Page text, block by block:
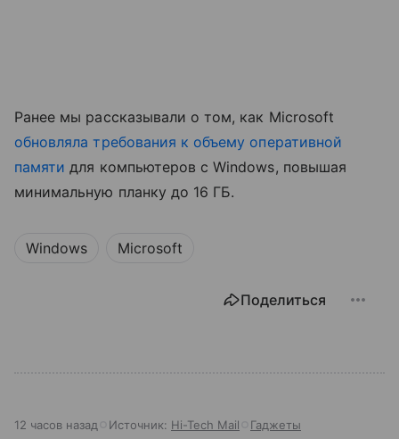
Ранее мы рассказывали о том, как Microsoft
обновляла требования к объему оперативной
памяти для компьютеров с Windows, повышая
минимальную планку до 16 ГБ.
Windows Microsoft
Поделиться
12 часов назад Источник: Hi-Tech Mail Гаджеты